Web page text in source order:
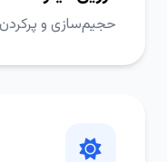
حجیم‌سازی و